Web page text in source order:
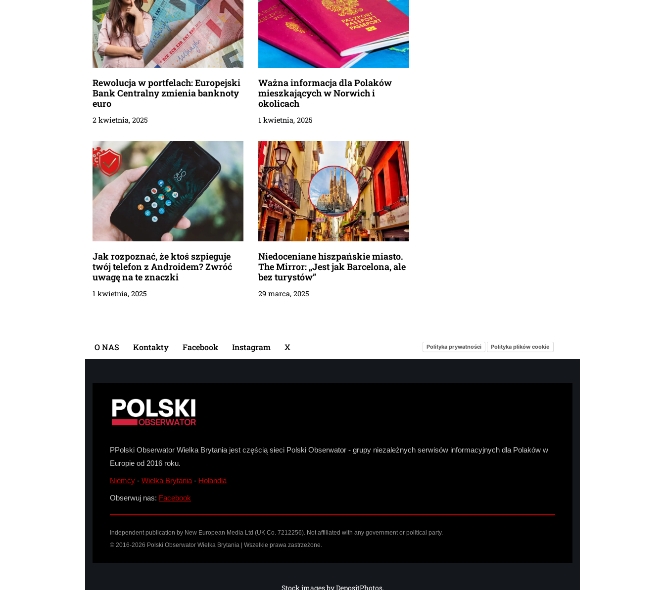
Rewolucja w portfelach: Europejski
Bank Centralny zmienia banknoty
euro
2 kwietnia, 2025
Ważna informacja dla Polaków
mieszkających w Norwich i
okolicach
1 kwietnia, 2025
Jak rozpoznać, że ktoś szpieguje
twój telefon z Androidem? Zwróć
uwagę na te znaczki
1 kwietnia, 2025
Niedoceniane hiszpańskie miasto.
The Mirror: „Jest jak Barcelona, ale
bez turystów”
29 marca, 2025
O NAS Kontakty Facebook Instagram X Polityka prywatności Polityka plików cookie
PPolski Obserwator Wielka Brytania jest częścią sieci Polski Obserwator - grupy niezależnych serwisów informacyjnych dla Polaków w
Europie od 2016 roku.
Niemcy - Wielka Brytania- Holandia
Obserwuj nas: Facebook
Independent publication by New European Media Ltd (UK Co. 7212256). Not affiliated with any government or political party.
© 2016-2026 Polski Obserwator Wielka Brytania | Wszelkie prawa zastrzeżone.
Stock images byDepositPhotos.